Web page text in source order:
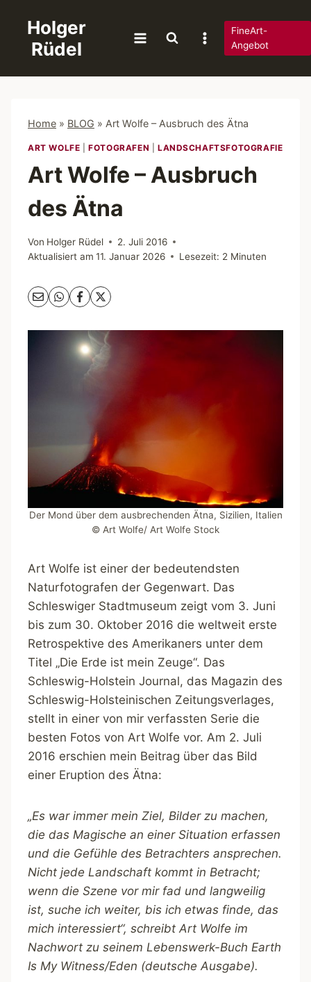
springen
Holger
Rüdel
FineArt-
Angebot
Home » BLOG » Art Wolfe – Ausbruch des Ätna
ART WOLFE |FOTOGRAFEN LANDSCHAFTSFOTOGRAFIE
Art Wolfe – Ausbruch
des Ätna
Von Holger Rüdel
2. Juli 2016
Aktualisiert am 11. Januar 2026 Lesezeit: 2 Minuten
Der Mond über dem ausbrechenden Ätna, Sizilien, Italien
© Art Wolfe/ Art Wolfe Stock
Art Wolfe ist einer der bedeutendsten
Naturfotografen der Gegenwart. Das
Schleswiger Stadtmuseum zeigt vom 3. Juni
bis zum 30. Oktober 2016 die weltweit erste
Retrospektive des Amerikaners unter dem
Titel „Die Erde ist mein Zeuge“. Das
Schleswig-Holstein Journal, das Magazin des
Schleswig-Holsteinischen Zeitungsverlages,
stellt in einer von mir verfassten Serie die
besten Fotos von Art Wolfe vor. Am 2. Juli
2016 erschien mein Beitrag über das Bild
einer Eruption des Ätna:
„Es war immer mein Ziel, Bilder zu machen,
die das Magische an einer Situation erfassen
und die Gefühle des Betrachters ansprechen.
Nicht jede Landschaft kommt in Betracht;
wenn die Szene vor mir fad und langweilig
ist, suche ich weiter, bis ich etwas finde, das
mich interessiert“, schreibt Art Wolfe im
Nachwort zu seinem Lebenswerk-Buch Earth
Is My Witness/Eden (deutsche Ausgabe).